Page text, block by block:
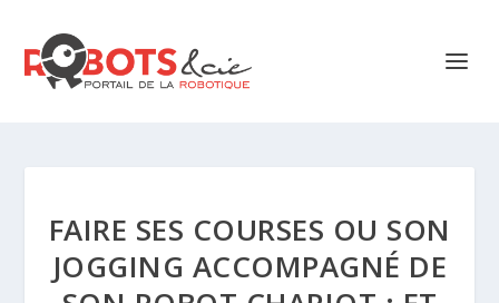
FAIRE SES COURSES OU SON
JOGGING ACCOMPAGNÉ DE